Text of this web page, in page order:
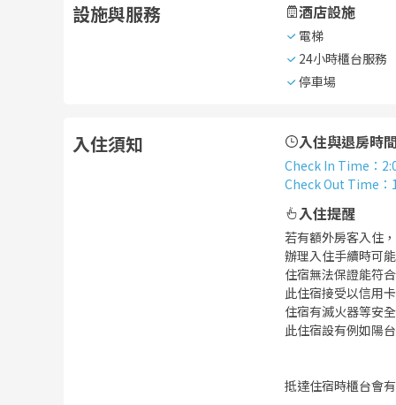
設施與服務 酒店設施
電梯
24小時櫃台服務
停車場
入住須知 入住與退房時
Check In Time ：
Check Out Time ：
入住提醒
若有額外房客入住
辦理入住手續時可
住宿無法保證能符
此住宿接受以信用
住宿有滅火器等安
此住宿設有例如陽
抵達住宿時櫃台會